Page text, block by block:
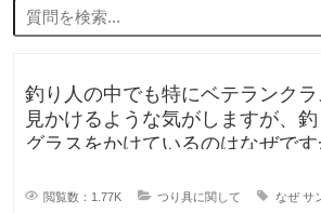
釣り人の中でも特にベテランクラ
見かけるような気がしますが、
グラスをかけているのはなぜで
閲覧数：1.77K つり具に関して なぜ サ